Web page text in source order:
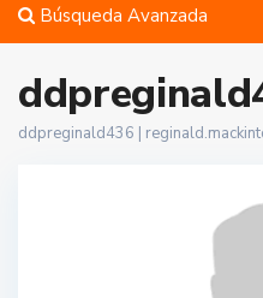
Búsqueda Avanzada
ddpreginald436 |